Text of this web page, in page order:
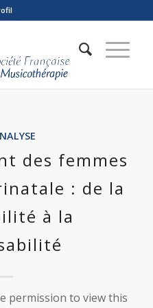
des femmes
: de la
à la
permission to view this